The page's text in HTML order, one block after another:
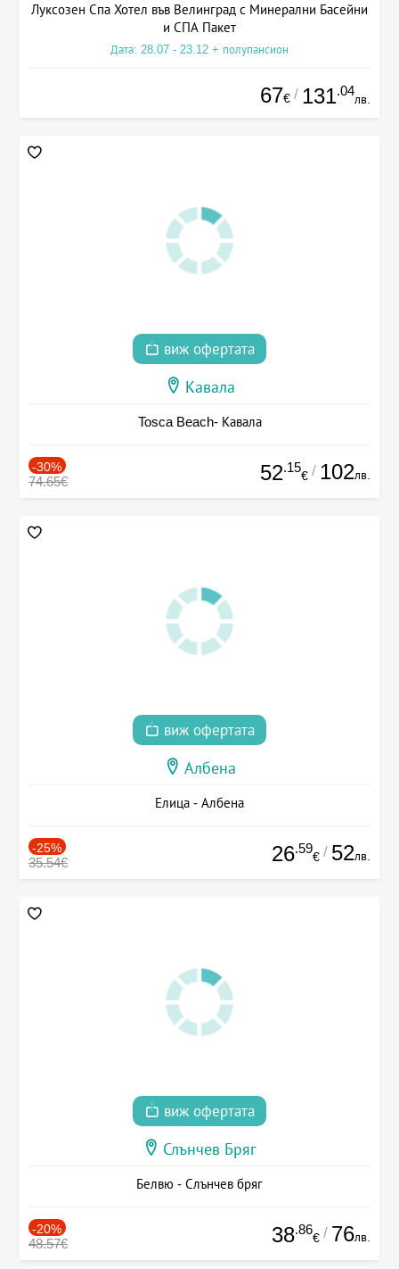
Луксозен Спа Хотел във Велинград с Минерални Басейни
и СПА Пакет
Дата: 28.07 - 23.12 + полупансион
67€ / 131.04
лв.
виж офертата
Кавала
Tosca Beach- Кавала
-30%
74.65€ 52.15
€ / 102лв.
виж офертата
Албена
Елица - Албена
-25%
35.54€ 26.59
€ / 52лв.
виж офертата
Слънчев Бряг
Белвю - Слънчев бряг
-20%
48.57€ 38.86
€ / 76лв.